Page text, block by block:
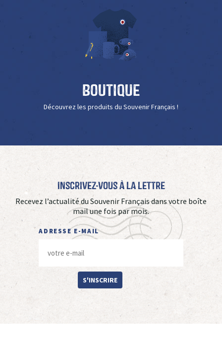
Boutique
Découvrez les produits du Souvenir Français !
Inscrivez-vous à La Lettre
Recevez l’actualité du Souvenir Français dans votre boîte
mail une fois par mois.
ADRESSE E-MAIL
S'INSCRIRE